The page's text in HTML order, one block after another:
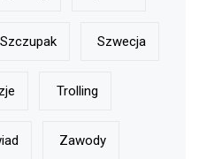
Szczupak Szwecja
Trolling
Zawody